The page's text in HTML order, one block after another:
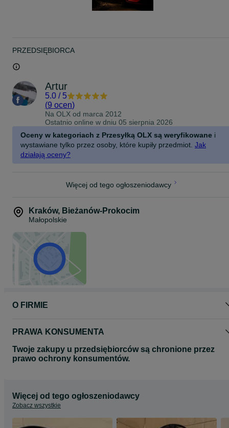
PRZEDSIĘBIORCA
Artur
5.0 / 5
(9 ocen)
Na OLX od marca 2012
Ostatnio online w dniu 05 sierpnia 2026
Oceny w kategoriach z Przesyłką OLX są weryfikowane i
wystawiane tylko przez osoby, które kupiły przedmiot. Jak
działają oceny?
Więcej od tego ogłoszeniodawcy
Kraków, Bieżanów-Prokocim
Małopolskie
O FIRMIE
PRAWA KONSUMENTA
Twoje zakupy u przedsiębiorców są chronione przez
prawo ochrony konsumentów.
Więcej od tego ogłoszeniodawcy
Zobacz wszystkie